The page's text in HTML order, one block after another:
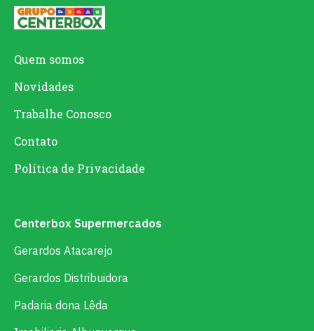
Quem somos
Novidades
Trabalhe Conosco
Contato
Política de Privacidade
Centerbox Supermercados
Gerardos Atacarejo
Gerardos Distribuidora
Padaria dona Lêda